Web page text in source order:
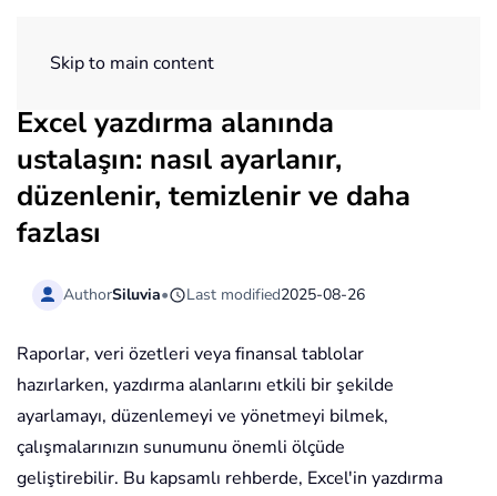
Skip to main content
Excel yazdırma alanında
ustalaşın: nasıl ayarlanır,
düzenlenir, temizlenir ve daha
fazlası
AuthorSiluvia• Last modified2025-08-26
Raporlar, veri özetleri veya finansal tablolar
hazırlarken, yazdırma alanlarını etkili bir şekilde
ayarlamayı, düzenlemeyi ve yönetmeyi bilmek,
çalışmalarınızın sunumunu önemli ölçüde
geliştirebilir. Bu kapsamlı rehberde, Excel'in yazdırma